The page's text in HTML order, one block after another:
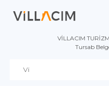
VİLLACIM
Tursab